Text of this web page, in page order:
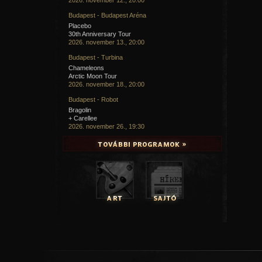
Budapest - Budapest Aréna
Placebo
30th Anniversary Tour
2026. november 13., 20:00
Budapest - Turbina
Chameleons
Arctic Moon Tour
2026. november 18., 20:00
Budapest - Robot
Bragolin
+ Carellee
2026. november 26., 19:30